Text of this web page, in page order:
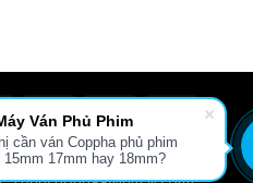
TỨC FILE TÀI LIỆU LIÊN HỆ
Ván Phủ Phim
cần ván Coppha phủ phim
15mm 17mm hay 18mm?